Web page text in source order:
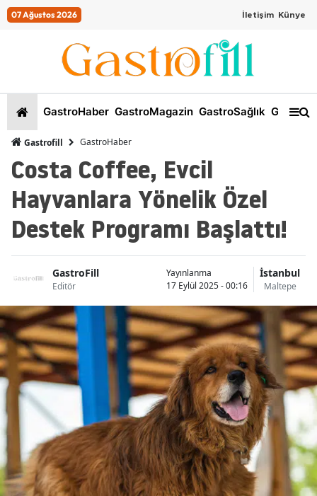
07 Ağustos 2026 İletişim Künye
GastroHaber GastroMagazin GastroSağlık
Gastrofill GastroHaber
Costa Coffee, Evcil
Hayvanlara Yönelik Özel
Destek Programı Başlattı!
GastroFill
Editör
Yayınlanma
17 Eylül 2025 - 00:16
İstanbul
Maltepe